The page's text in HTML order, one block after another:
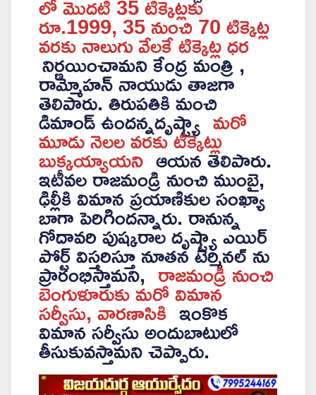
రూ.1999, 35 నుంచి 70 టిక్కెట్ల
వరకు నాలుగు వేలకే టిక్కెట్ల ధర
నిర్ణయించామని కేంద్ర మంత్రి ,
రామ్మోహన్ నాయుడు తాజగా
తెలిపారు. తిరుపతికి మంచి
డిమాండ్ ఉందన్నదృష్ట్యామరో
మూడు నెలల వరకు టిక్కెట్లు
బుక్కయ్యాయనిఆయన తెలిపారు.
ఇటీవల రాజమండ్రి నుంచి ముంబై,
ఢిల్లీకి విమాన ప్రయాణికుల సంఖ్యా
బాగా పెరిగిందన్నారు. రానున్న
గోదావరి పుష్కరాల దృష్ట్యా ఎయిర్
పోర్ట్ విస్తరిస్తూ నూతన టెర్మినల్ ను
ప్రారంభిస్తామని,రాజమండ్రి నుంచి
బెంగుళూరుకు మరో విమాన
సర్వీసు, వారణాసికి ఇంకొక
విమాన సర్వీసు అందుబాటులో
తీసుకువస్తామని చెప్పారు.